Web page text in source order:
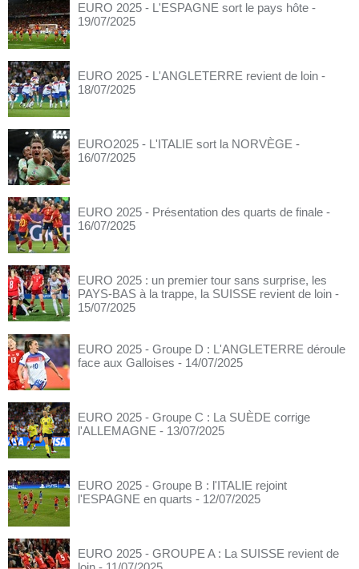
EURO 2025 - L'ESPAGNE sort le pays hôte -
19/07/2025
EURO 2025 - L'ANGLETERRE revient de loin -
18/07/2025
EURO2025 - L'ITALIE sort la NORVÈGE -
16/07/2025
EURO 2025 - Présentation des quarts de finale -
16/07/2025
EURO 2025 : un premier tour sans surprise, les
PAYS-BAS à la trappe, la SUISSE revient de loin -
15/07/2025
EURO 2025 - Groupe D : L'ANGLETERRE déroule
face aux Galloises - 14/07/2025
EURO 2025 - Groupe C : La SUÈDE corrige
l'ALLEMAGNE - 13/07/2025
EURO 2025 - Groupe B : l'ITALIE rejoint
l'ESPAGNE en quarts - 12/07/2025
EURO 2025 - GROUPE A : La SUISSE revient de